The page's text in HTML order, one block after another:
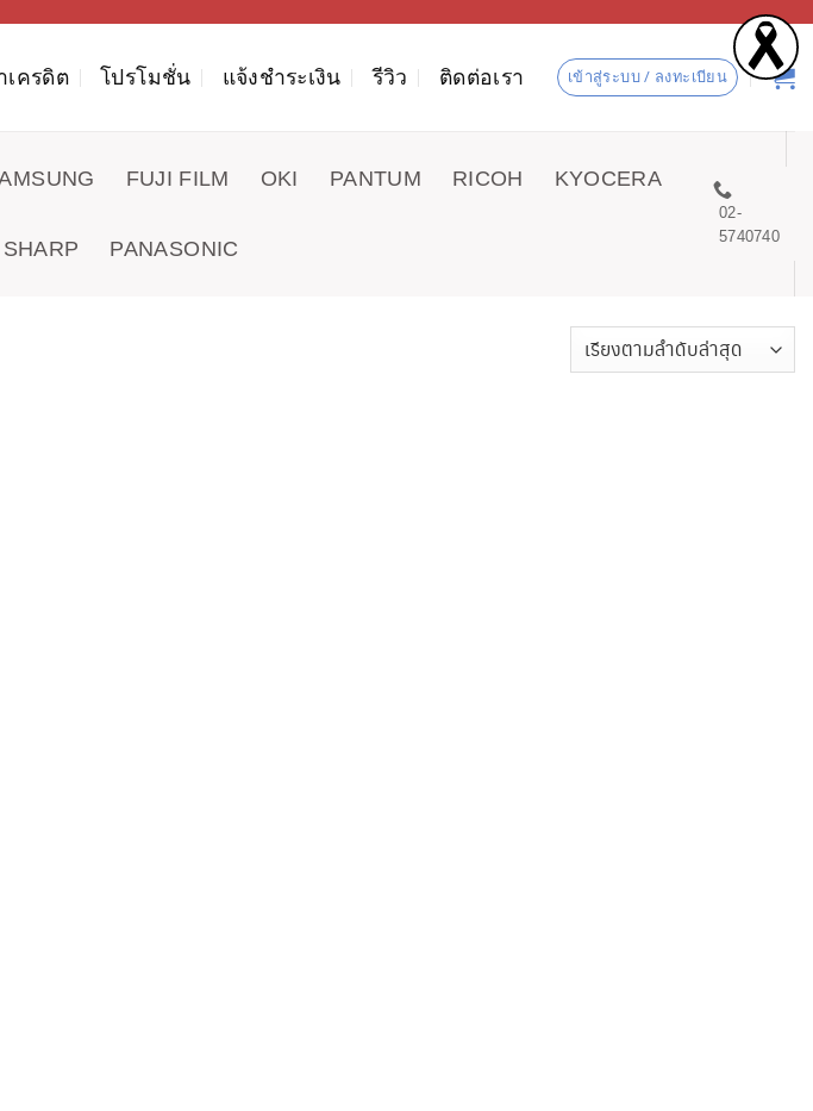
เครดิต โปรโมชั่น แจ้งชำระเงิน รีวิว ติดต่อเรา เข้าสู่ระบบ / ลงทะเบียน
FUJI FILM OKI PANTUM RICOH KYOCERA
SHARP PANASONIC
02-
5740740